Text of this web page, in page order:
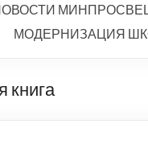
МОДЕРНИЗАЦИЯ
книга